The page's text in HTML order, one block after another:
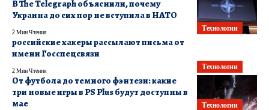
Технологии
В The Telegraph объяснили, почему
Украина до сих пор не вступила в НАТО
2 Мин Чтения
Технологии
российские хакеры рассылают письма от
имени Госспецсвязи
2 Мин Чтения
Технологии
От футбола до темного фэнтези: какие
три новые игры в PS Plus будут доступны в
мае